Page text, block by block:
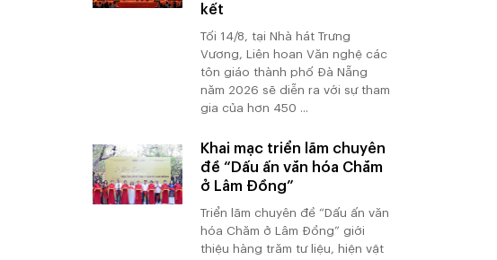
kết
Tối 14/8, tại Nhà hát Trưng
Vương, Liên hoan Văn nghệ các
tôn giáo thành phố Đà Nẵng
năm 2026 sẽ diễn ra với sự tham
gia của hơn 450 ...
Khai mạc triển lãm chuyên
đề “Dấu ấn văn hóa Chăm
ở Lâm Đồng”
Triển lãm chuyên đề “Dấu ấn văn
hóa Chăm ở Lâm Đồng” giới
thiệu hàng trăm tư liệu, hiện vật